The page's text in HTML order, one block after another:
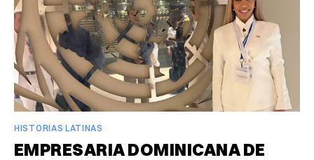
HISTORIAS LATINAS
EMPRESARIA DOMINICANA DE